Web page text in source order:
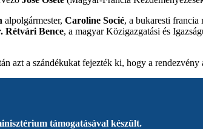
alpolgármester, Caroline Socié, a bukaresti francia
Rétvári Bence, a magyar Közigazgatási és
azt a szándékukat fejezték ki, hogy a
támogatásával készült.